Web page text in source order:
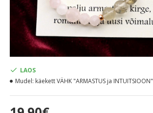
LAOS
Mudel: käekett VÄHK "ARMASTUS ja INTUITSIOON"